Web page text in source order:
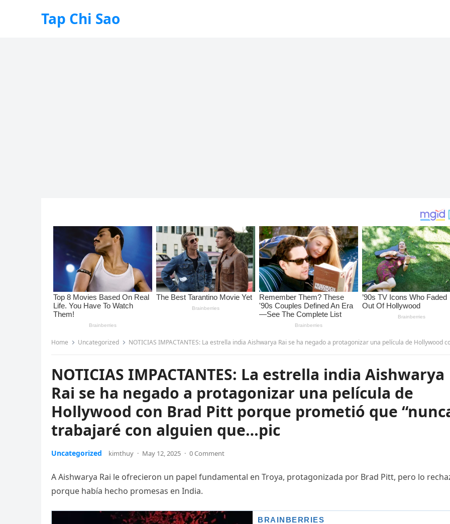
Tap Chi Sao
Home Uncategorized NOTICIAS IMPACTANTES: La estrella india Aishwarya Rai se ha negado a protagonizar una película de Hollywood con Brad Pitt porque prometió que “nunca trabajaré con alguien
NOTICIAS IMPACTANTES: La estrella india Aishwarya
Rai se ha negado a protagonizar una película de
Hollywood con Brad Pitt porque prometió que
trabajaré con alguien que…pic
Uncategorized kimthuy · May 12, 2025 · 0 Comment
A Aishwarya Rai le ofrecieron un papel fundamental en Troya, protagonizada por Brad Pitt, pero lo
porque había hecho promesas en India.